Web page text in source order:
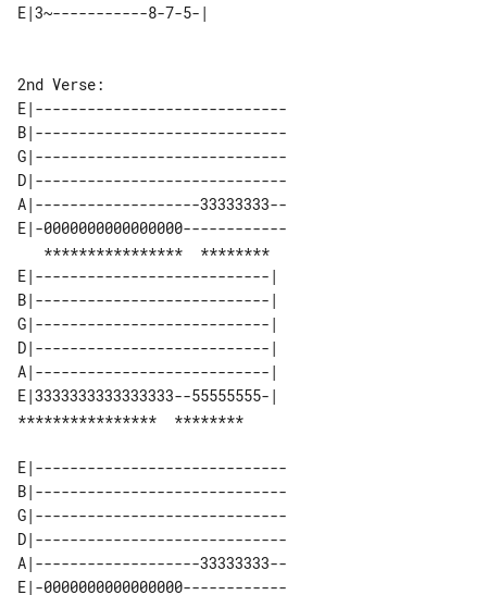
E|-----------------------------
B|-----------------------------
G|-----------------------------
D|-----------------------------
A|-------------------33333333--
E|-0000000000000000------------
E|---------------------------|
B|---------------------------|
G|---------------------------|
D|---------------------------|
A|---------------------------|
E|3333333333333333--55555555-|
E|-----------------------------
B|-----------------------------
G|-----------------------------
D|-----------------------------
A|-------------------33333333--
E|-0000000000000000------------